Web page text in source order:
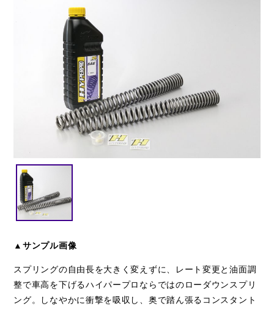
KTM
MV AGUSTA
TRIUMPH
閉じる
▲サンプル画像
スプリングの自由長を大きく変えずに、レート変更と油面調
整で車高を下げるハイパープロならではのローダウンスプリ
ング。しなやかに衝撃を吸収し、奥で踏ん張るコンスタント